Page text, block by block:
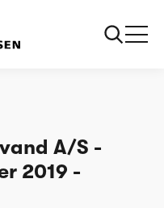
A/S -
2019 -